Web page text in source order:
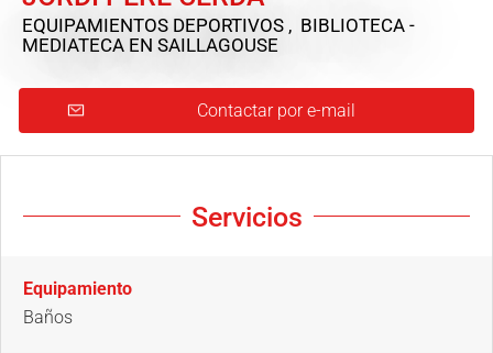
EQUIPAMIENTOS DEPORTIVOS , BIBLIOTECA -
MEDIATECA EN SAILLAGOUSE
Contactar por e-mail
Servicios
Equipamiento
Baños